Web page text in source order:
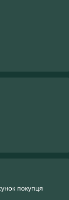
покупця